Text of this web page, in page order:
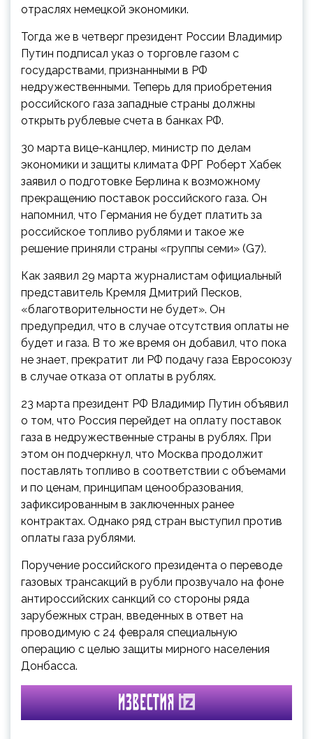
отраслях немецкой экономики.
Тогда же в четверг президент России Владимир
Путин подписал указ о торговле газом с
государствами, признанными в РФ
недружественными. Теперь для приобретения
российского газа западные страны должны
открыть рублевые счета в банках РФ.
30 марта вице-канцлер, министр по делам
экономики и защиты климата ФРГ Роберт Хабек
заявил о подготовке Берлина к возможному
прекращению поставок российского газа. Он
напомнил, что Германия не будет платить за
российское топливо рублями и такое же
решение приняли страны «группы семи» (G7).
Как заявил 29 марта журналистам официальный
представитель Кремля Дмитрий Песков,
«благотворительности не будет». Он
предупредил, что в случае отсутствия оплаты не
будет и газа. В то же время он добавил, что пока
не знает, прекратит ли РФ подачу газа Евросоюзу
в случае отказа от оплаты в рублях.
23 марта президент РФ Владимир Путин объявил
о том, что Россия перейдет на оплату поставок
газа в недружественные страны в рублях. При
этом он подчеркнул, что Москва продолжит
поставлять топливо в соответствии с объемами
и по ценам, принципам ценообразования,
зафиксированным в заключенных ранее
контрактах. Однако ряд стран выступил против
оплаты газа рублями.
Поручение российского президента о переводе
газовых трансакций в рубли прозвучало на фоне
антироссийских санкций со стороны ряда
зарубежных стран, введенных в ответ на
проводимую с 24 февраля специальную
операцию с целью защиты мирного населения
Донбасса.